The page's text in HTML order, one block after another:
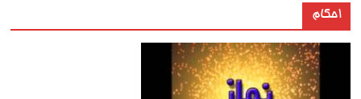
احکام